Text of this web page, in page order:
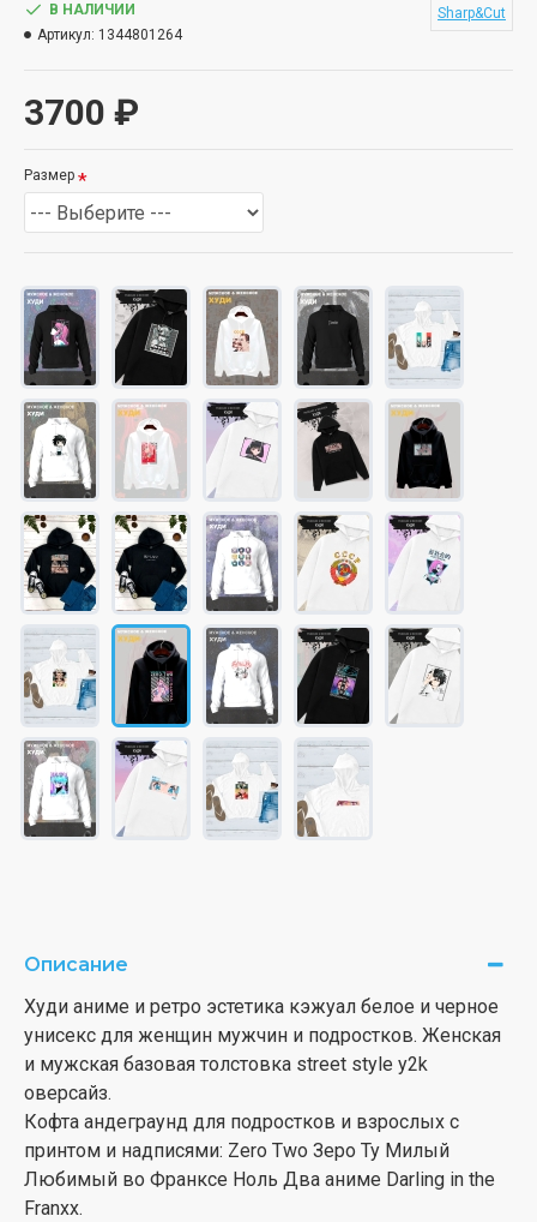
3700 ₽
В НАЛИЧИИ
Артикул: 1344801264
Sharp&Cut
Размер
Описание
Худи аниме и ретро эстетика кэжуал белое и черное
унисекс для женщин мужчин и подростков. Женская
и мужская базовая толстовка street style y2k
оверсайз.
Кофта андеграунд для подростков и взрослых с
принтом и надписями: Zero Two Зеро Ту Милый
Любимый во Франксе Ноль Два аниме Darling in the
Franxx.